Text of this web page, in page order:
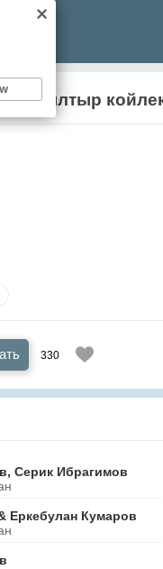
– Жылтыр
330
, Серик Ибрагимов
Еркебулан Кумаров